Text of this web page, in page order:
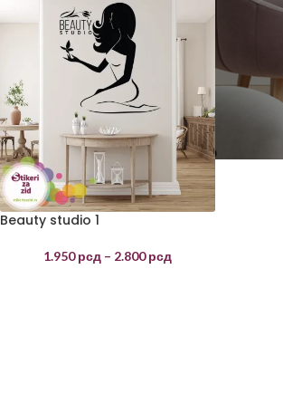
Beauty studio 1
1.950рсд – 2.800рсд